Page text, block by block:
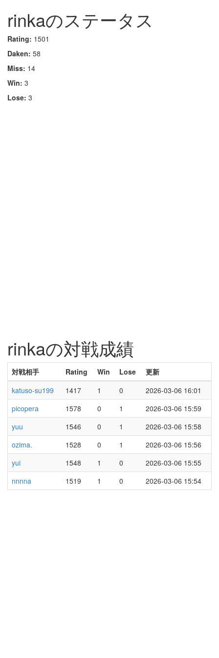
rinkaのステータス
Rating: 1501
Daken: 58
Miss: 14
Win: 3
Lose: 3
rinkaの対戦成績
対戦相手 Rating Win Lose
更新
katuso-su199
1417 1 0
2026-03-06 16:01
picopera
1578 0 1
2026-03-06 15:59
yuu
1546 0 1
2026-03-06 15:58
ozima.
1528 0 1
2026-03-06 15:56
yui
1548 1 0
2026-03-06 15:55
nnnna
1519 1 0 2026-03-06 15:54